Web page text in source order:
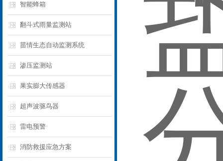
智能蜂箱
翻斗式雨量监测站
苗情生态自动监测系统
渗压监测站
果实膨大传感器
超声波驱鸟器
雷电预警
消防救援应急方案